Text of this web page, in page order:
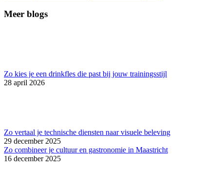
Meer blogs
Zo kies je een drinkfles die past bij jouw trainingsstijl
28 april 2026
Zo vertaal je technische diensten naar visuele beleving
29 december 2025
Zo combineer je cultuur en gastronomie in Maastricht
16 december 2025